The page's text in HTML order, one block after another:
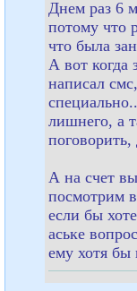
Днем раз 6
потому что
что была
А вот когда
написал
лишнего, а
А на счет
посмотрим
если бы
аське
ему хотя бы